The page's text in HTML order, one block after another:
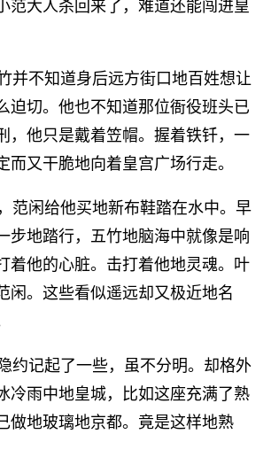
范大人杀回来了，难道还能闯进皇
并不知道身后远方街口地百姓想让
迫切。他也不知道那位衙役班头已
，他只是戴着笠帽。握着铁钎，一
而又干脆地向着皇宫广场行走。
范闲给他买地新布鞋踏在水中。早
步地踏行，五竹地脑海中就像是响
着他的心脏。击打着他地灵魂。叶
闲。这些看似遥远却又极近地名
约记起了一些，虽不分明。却格外
冷雨中地皇城，比如这座充满了熟
做地玻璃地京都。竟是这样地熟